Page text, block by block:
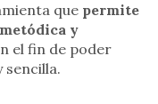
que permite
y
el fin de poder
sencilla.